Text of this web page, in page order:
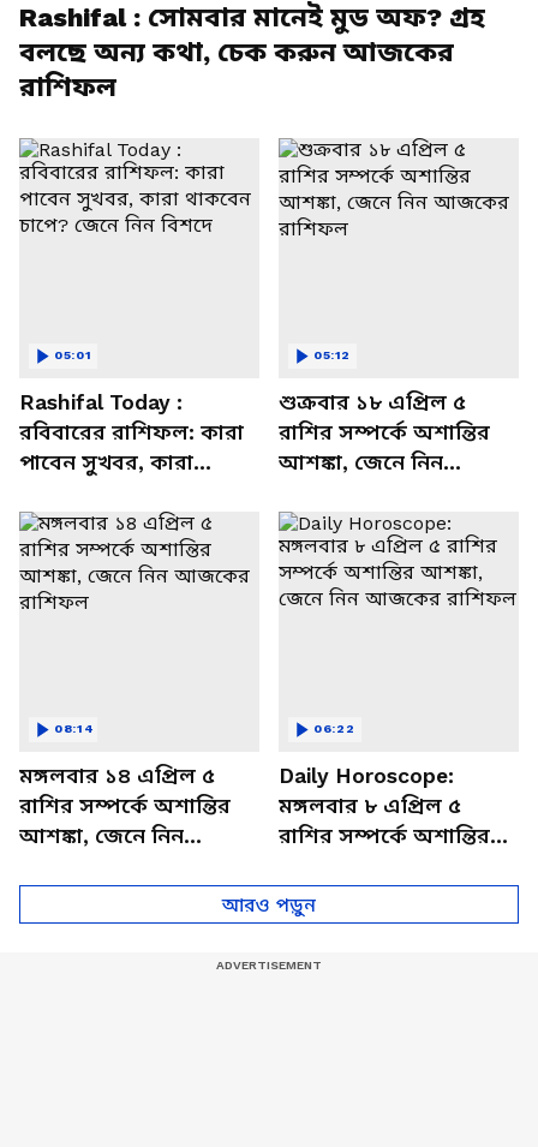
Rashifal : সোমবার মানেই মুড অফ? গ্রহ
বলছে অন্য কথা, চেক করুন আজকের
রাশিফল
Rashifal Today :
রবিবারের রাশিফল: কারা
পাবেন সুখবর, কারা
বিশদে
05:01
শুক্রবার ১৮ এপ্রিল ৫
রাশির সম্পর্কে অশান্তির
আশঙ্কা, জেনে নিন
05:12
মঙ্গলবার ১৪ এপ্রিল ৫
রাশির সম্পর্কে অশান্তির
আশঙ্কা, জেনে নিন
08:14
Daily Horoscope:
মঙ্গলবার ৮ এপ্রিল ৫
রাশির সম্পর্কে অশান্তির
আজকের রাশিফল
06:22
আরও পড়ুন